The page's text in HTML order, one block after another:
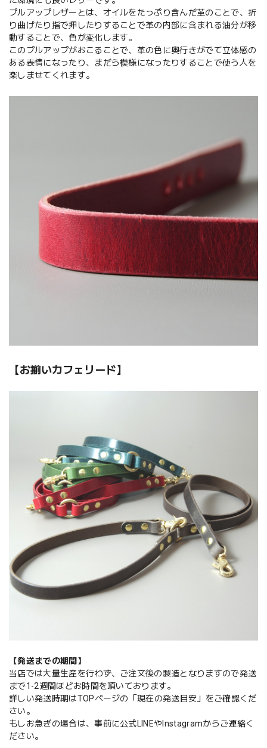
プルアップレザーとは、オイルをたっぷり含んだ革のことで、折
り曲げたり指で押したりすることで革の内部に含まれる油分が移
動することで、色が変化します。
このプルアップがおこることで、革の色に奥行きがでて立体感の
ある表情になったり、まだら模様になったりすることで使う人を
楽しませてくれます。
【お揃いカフェリード】
【発送までの期間】
当店では大量生産を行わず、ご注文後の製造となりますので発送
まで1-2週間ほどお時間を頂いております。
詳しい発送時期はTOPページの「現在の発送目安」をご確認くだ
さい。
もしお急ぎの場合は、事前に公式LINEやInstagramからご連絡く
ださい。